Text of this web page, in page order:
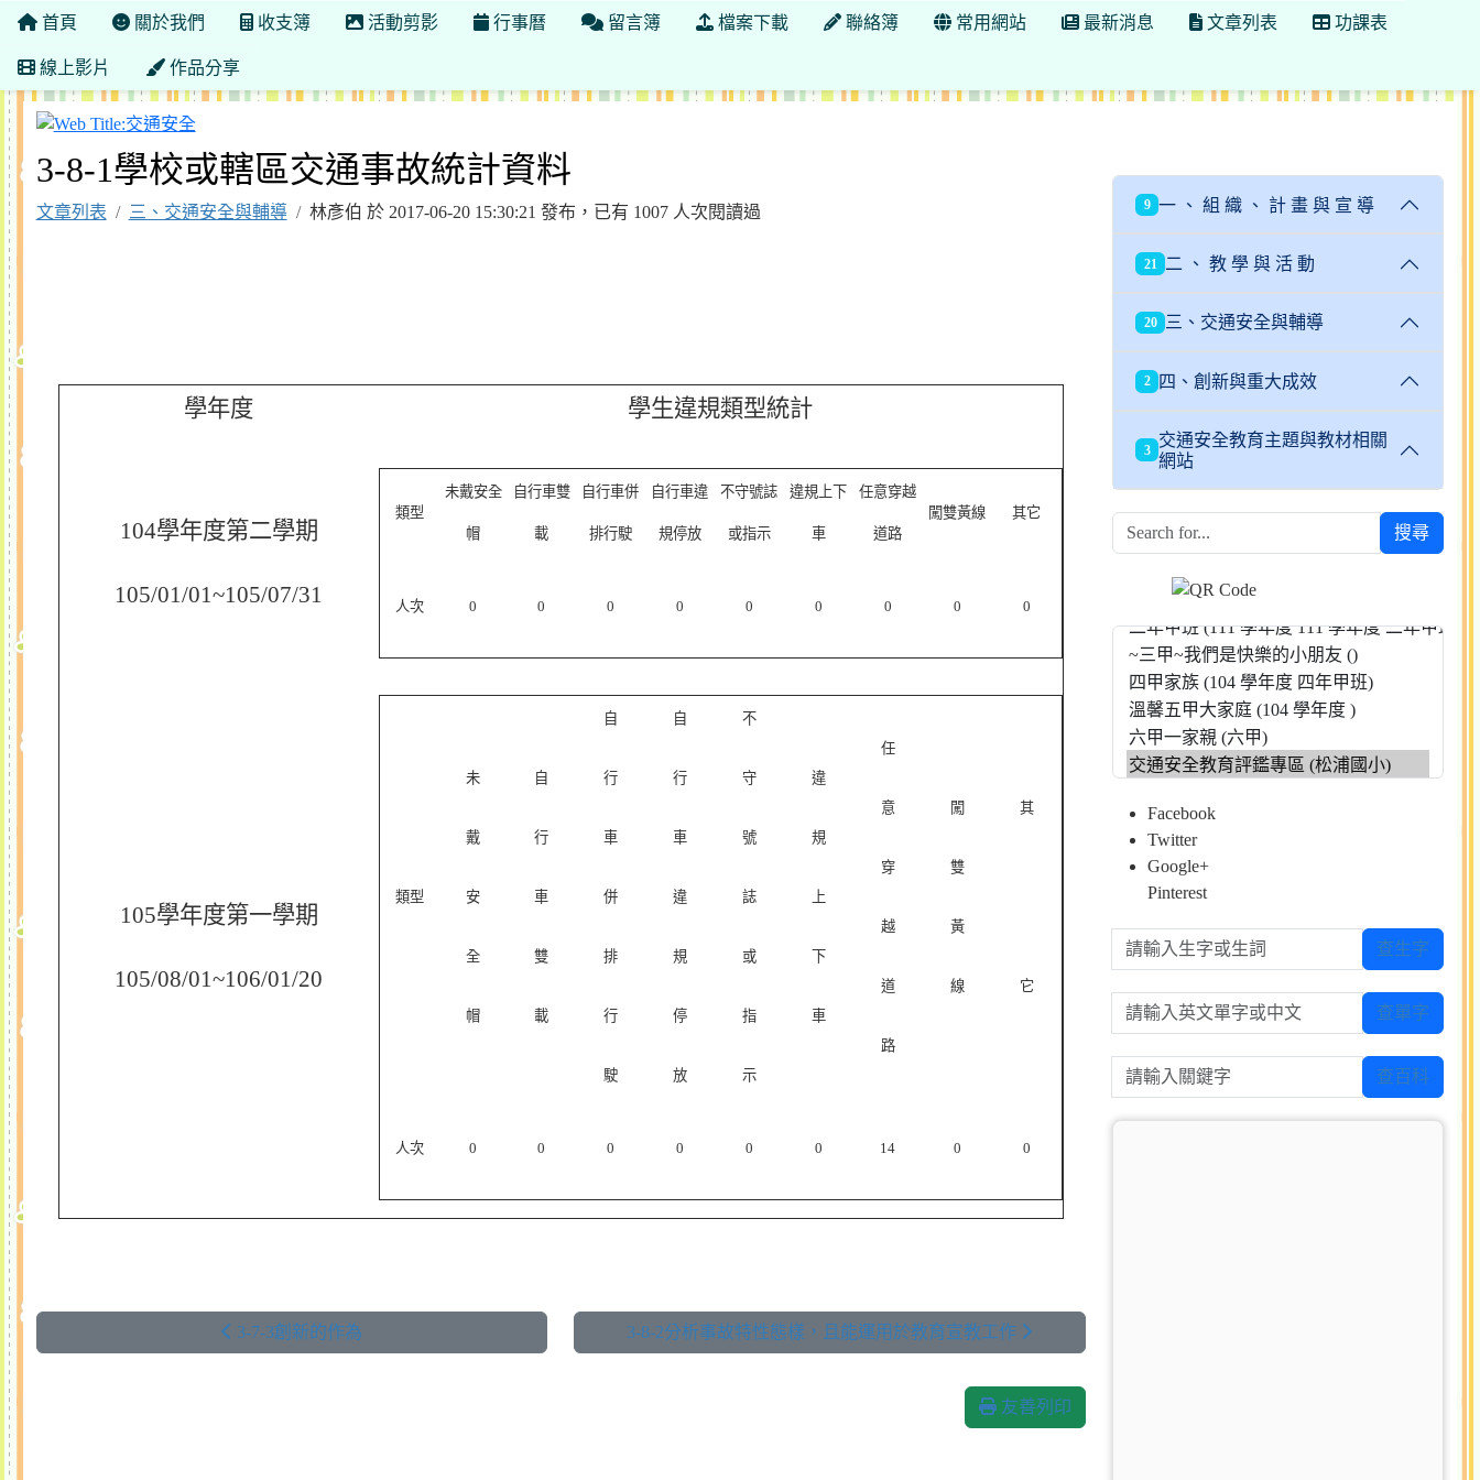
首頁 關於我們 收支簿 活動剪影 行事曆 留言簿 檔案下載 聯絡簿 常用網站 最新消息 文章列表 功課表
線上影片 作品分享
交通安全
3-8-1學校或轄區交通事故統計資料
文章列表 三、交通安全與輔導 林彥伯 於 2017-06-20 15:30:21 發布，已有 1007 人次閱讀過
學年度 學生違規類型統計
104學年度第二學期
105/01/01~105/07/31
類型
未戴安全
帽
自行車雙
載
自行車併
排行駛
自行車違
規停放
不守號誌
或指示
違規上下
車
任意穿越
道路
闖雙黃線 其它
人次 0 0 0 0 0 0 0 0 0
105學年度第一學期
105/08/01~106/01/20
類型
未
戴
安
全
帽
自
行
車
雙
載
自
行
車
併
排
行
駛
自
行
車
違
規
停
放
不
守
號
誌
或
指
示
違
規
上
下
車
任
意
穿
越
道
路
闖
雙
黃
線
其
它
人次 0 0 0 0 0 0 14 0 0
3-7-3創新的作為 3-8-2分析事故特性態樣，且能運用於教育宣教工作
友善列印
9 一 、 組 織 、 計 畫 與 宣 導
21 二 、 教 學 與 活 動
20 三、交通安全與輔導
2 四、創新與重大成效
3
交通安全教育主題與教材相關
網站
搜尋
Facebook
Twitter
Google+
Pinterest
請輸入生字或生詞 查生字
請輸入英文單字或中文 查單字
請輸入關鍵字 查百科